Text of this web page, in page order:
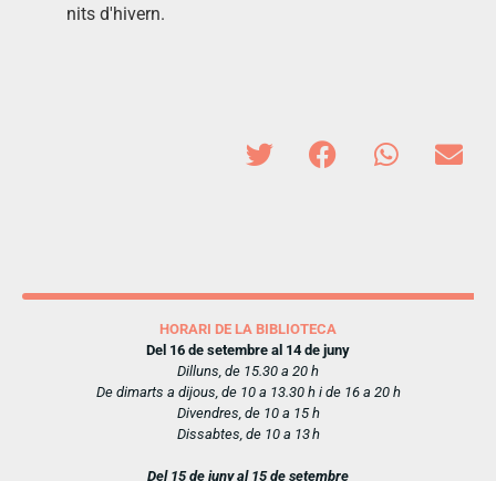
nits d'hivern.
HORARI DE LA BIBLIOTECA
Del 16 de setembre al 14 de juny
Dilluns, de 15.30 a 20 h
De dimarts a dijous, de 10 a 13.30 h i de 16 a 20 h
Divendres, de 10 a 15 h
Dissabtes, de 10 a 13 h
Del 15 de juny al 15 de setembre